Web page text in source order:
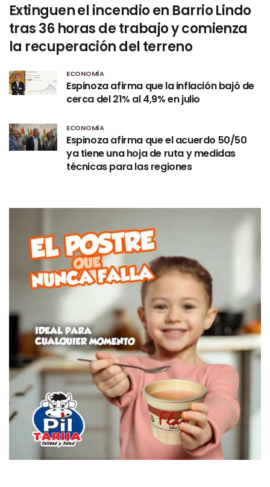
Extinguen el incendio en Barrio Lindo
tras 36 horas de trabajo y comienza
la recuperación del terreno
ECONOMÍA
Espinoza afirma que la inflación bajó de
cerca del 21% al 4,9% en julio
ECONOMÍA
Espinoza afirma que el acuerdo 50/50
ya tiene una hoja de ruta y medidas
técnicas para las regiones